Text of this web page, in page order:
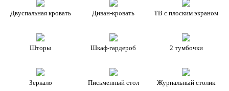
Двуспальная кровать Диван-кровать ТВ с плоским экраном
Шторы Шкаф-гардероб 2 тумбочки
Зеркало Письменный стол Журнальный столик